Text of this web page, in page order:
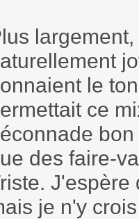
le
ce
des faire-
J'espère
je n'y